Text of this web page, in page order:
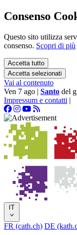
Consenso
Questo sito utilizza
consenso. Scopri di più
Accetta tutto
Accetta selezionati
Vai al contenuto
Ven 7 ago | Santo del
Impressum e contatti |
IT
FR (cath.ch) DE